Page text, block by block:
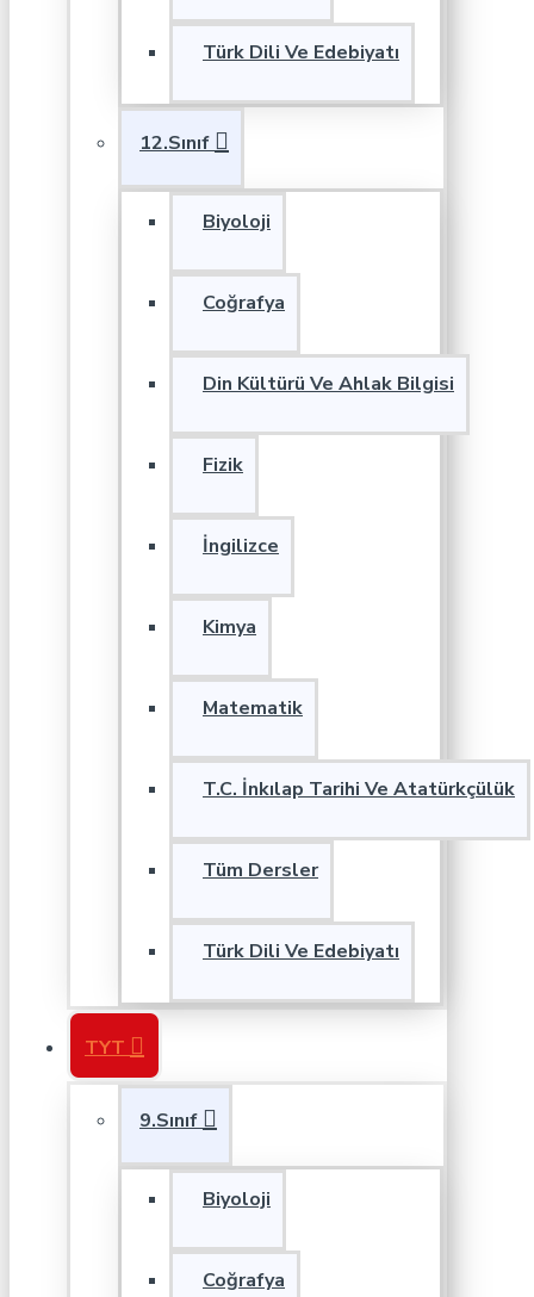
Türk Dili Ve Edebiyatı
12.Sınıf
Biyoloji
Coğrafya
Din Kültürü Ve Ahlak Bilgisi
Fizik
İngilizce
Kimya
Matematik
T.C. İnkılap Tarihi Ve Atatürkçülük
Tüm Dersler
Türk Dili Ve Edebiyatı
TYT
9.Sınıf
Biyoloji
Coğrafya